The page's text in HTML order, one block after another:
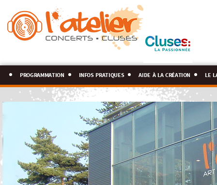
programmation infos pratiques aide à la création le